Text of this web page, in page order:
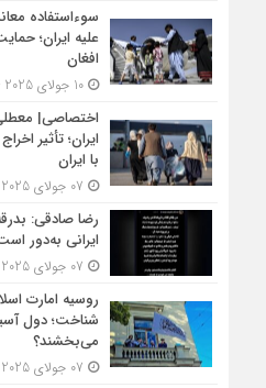
سوءاستفاده
علیه ایران؛
افغان
10 جولای 2025 - 18:00
اختصاصی|
ایران؛ تأثیر
با ایران
رضا صادقی:
ایرانی به‌دور
روسیه امارت
شناخت؛ دول
می‎‌بخشند؟